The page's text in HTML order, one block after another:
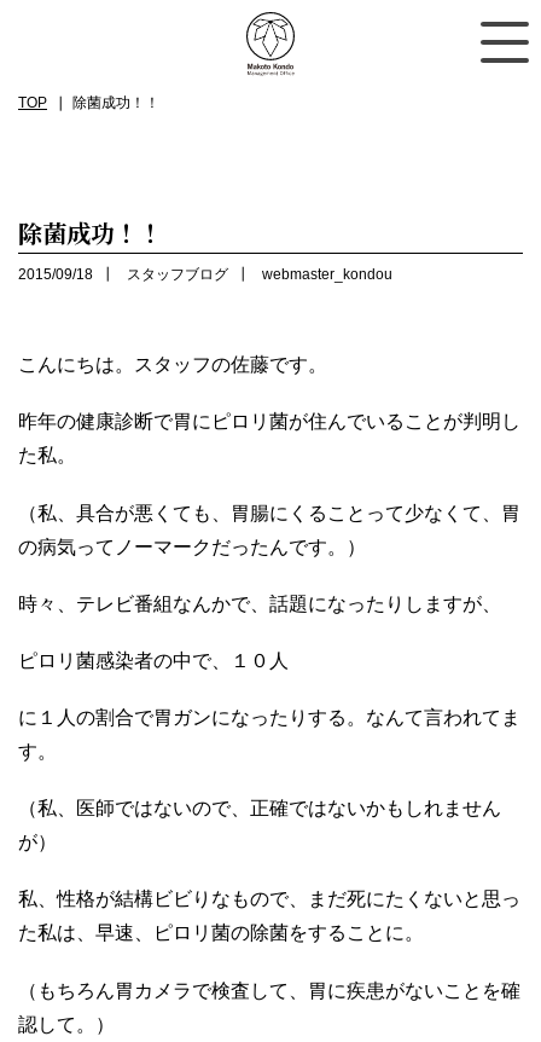
TOP 除菌成功！！
除菌成功！！
2015/09/18 スタッフブログ webmaster_kondou
こんにちは。スタッフの佐藤です。
昨年の健康診断で胃にピロリ菌が住んでいることが判明し
た私。
（私、具合が悪くても、胃腸にくることって少なくて、胃
の病気ってノーマークだったんです。）
時々、テレビ番組なんかで、話題になったりしますが、
ピロリ菌感染者の中で、１０人
に１人の割合で胃ガンになったりする。なんて言われてま
す。
（私、医師ではないので、正確ではないかもしれません
が）
私、性格が結構ビビりなもので、まだ死にたくないと思っ
た私は、早速、ピロリ菌の除菌をすることに。
（もちろん胃カメラで検査して、胃に疾患がないことを確
認して。）